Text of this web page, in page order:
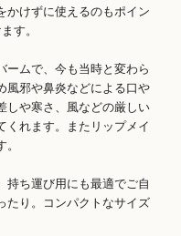
かけずに使えるのもポイン
す。
ームで、今も当時と変わら
風邪や鼻炎などによる口や
しや寒さ、風などの厳しい
くれます。またリップメイ
持ち運び用にも最適でご自
たり。コンパクトなサイズ